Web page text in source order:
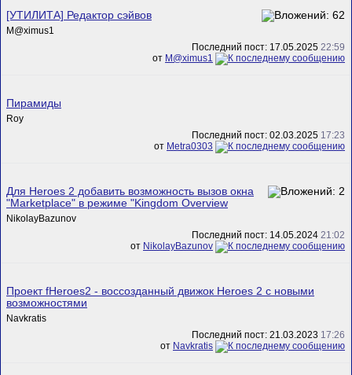
[УТИЛИТА] Редактор сэйвов
M@ximus1
Последний пост: 17.05.2025 22:59
от M@ximus1
Пирамиды
Roy
Последний пост: 02.03.2025 17:23
от Metra0303
Для Heroes 2 добавить возможность вызов окна
"Marketplace" в режиме "Kingdom Overview
NikolayBazunov
Последний пост: 14.05.2024 21:02
от NikolayBazunov
Проект fHeroes2 - воссозданный движок Heroes 2 с новыми
возможностями
Navkratis
Последний пост: 21.03.2023 17:26
от Navkratis